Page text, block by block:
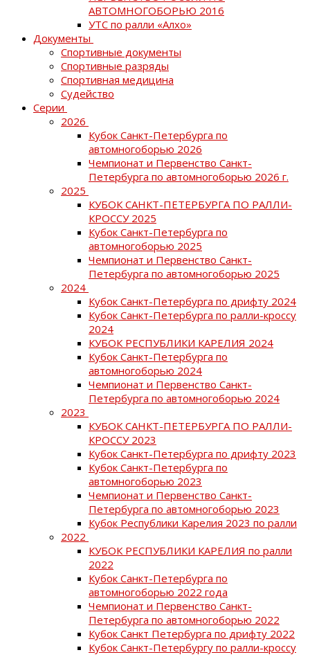
АВТОМНОГОБОРЬЮ 2016
УТС по ралли «Алхо»
Документы
Спортивные документы
Спортивные разряды
Спортивная медицина
Судейство
Серии
2026
Кубок Санкт-Петербурга по
автомногоборью 2026
Чемпионат и Первенство Санкт-
Петербурга по автомногоборью 2026 г.
2025
КУБОК САНКТ-ПЕТЕРБУРГА ПО РАЛЛИ-
КРОССУ 2025
Кубок Санкт-Петербурга по
автомногоборью 2025
Чемпионат и Первенство Санкт-
Петербурга по автомногоборью 2025
2024
Кубок Санкт-Петербурга по дрифту 2024
Кубок Санкт-Петербурга по ралли-кроссу
2024
КУБОК РЕСПУБЛИКИ КАРЕЛИЯ 2024
Кубок Санкт-Петербурга по
автомногоборью 2024
Чемпионат и Первенство Санкт-
Петербурга по автомногоборью 2024
2023
КУБОК САНКТ-ПЕТЕРБУРГА ПО РАЛЛИ-
КРОССУ 2023
Кубок Санкт-Петербурга по дрифту 2023
Кубок Санкт-Петербурга по
автомногоборью 2023
Чемпионат и Первенство Санкт-
Петербурга по автомногоборью 2023
Кубок Республики Карелия 2023 по ралли
2022
КУБОК РЕСПУБЛИКИ КАРЕЛИЯ по ралли
2022
Кубок Санкт-Петербурга по
автомногоборью 2022 года
Чемпионат и Первенство Санкт-
Петербурга по автомногоборью 2022
Кубок Санкт Петербурга по дрифту 2022
Кубок Санкт-Петербургу по ралли-кроссу